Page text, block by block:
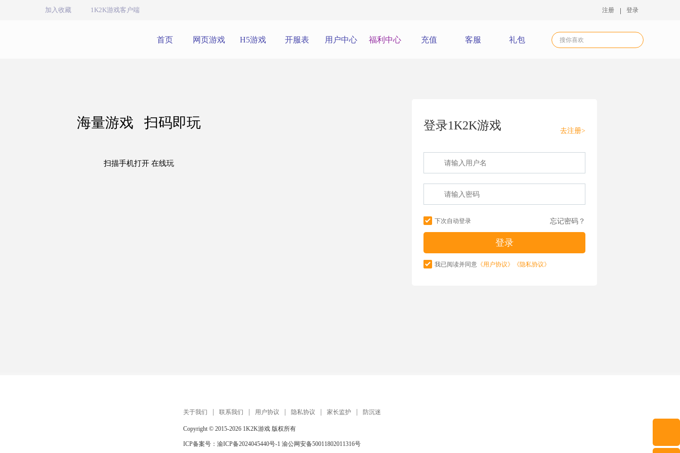
加入收藏 1K2K游戏客户端 注册 登录
首页 网页游戏 H5游戏 开服表 用户中心 福利中心 充值 客服 礼包
海量游戏 扫码即玩 登录1K2K游戏 去注册>
下次自动登录 忘记密码？
我已阅读并同意 《用户协议》 《隐私协议》
关于我们 联系我们 用户协议 隐私协议 家长监护 防沉迷
Copyright © 2015-2026 1K2K游戏 版权所有
ICP备案号： 渝ICP备2024045440号-1 渝公网安备50011802011316号